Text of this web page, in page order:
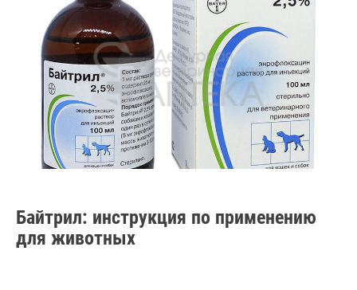
Байтрил: инструкция по применению
для животных